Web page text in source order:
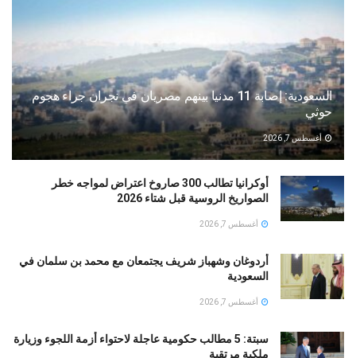
السعودية: إصابة 11 مدنيا بينهم مصريان في نجران جراء هجوم
حوثي
أغسطس 7, 2026
أوكرانيا تطالب 300 صاروخ اعتراض لمواجه خطر
الصواريخ الروسية قبل شتاء 2026
أغسطس 7, 2026
أردوغان وشهباز شريف يجتمعان مع محمد بن سلمان في
السعودية
أغسطس 7, 2026
سبتة: 5 مطالب حكومية عاجلة لاحتواء أزمة اللجوء وزيارة
ملكية مرتقبة